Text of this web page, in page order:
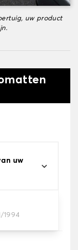
uw product
uw
1994